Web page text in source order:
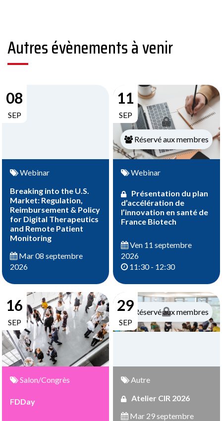
Autres évènements à venir
08
SEP
Webinar
Breaking into the U.S.
Market: Regulation,
Reimbursement & Policy
for Digital Therapeutics
and Remote Patient
Monitoring
Mar 08 septembre
2026
11
SEP
Réservé aux membres
Webinar
Présentation du plan
d’accélération de
l’innovation en santé de
France Biotech
Ven 11 septembre
2026
11:30 - 12:30
16
SEP
Salon/Congrès
FDDay
29
SEP
Réservé aux membres
Autre
Atelier CIR 2026
Mar 29 septembre